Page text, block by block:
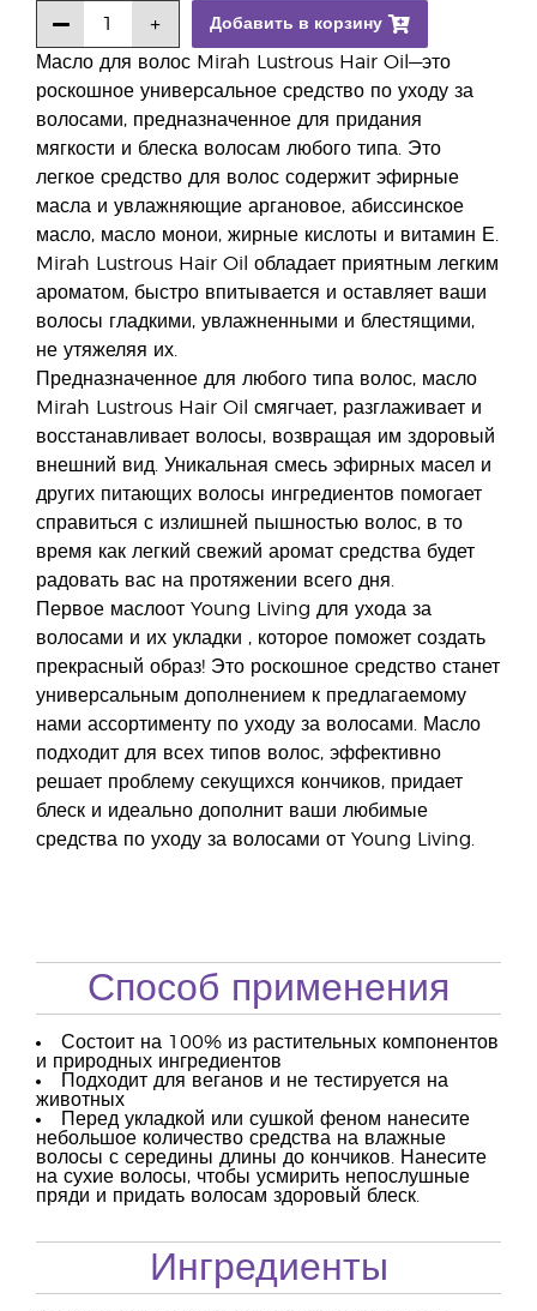
Масло для волос Mirah Lustrous Hair Oil—это
роскошное универсальное средство по уходу за
волосами, предназначенное для придания
мягкости и блеска волосам любого типа. Это
легкое средство для волос содержит эфирные
масла и увлажняющие аргановое, абиссинское
масло, масло монои, жирные кислоты и витамин Е.
Mirah Lustrous Hair Oil обладает приятным легким
ароматом, быстро впитывается и оставляет ваши
волосы гладкими, увлажненными и блестящими,
не утяжеляя их.
Предназначенное для любого типа волос, масло
Mirah Lustrous Hair Oil смягчает, разглаживает и
восстанавливает волосы, возвращая им здоровый
внешний вид. Уникальная смесь эфирных масел и
других питающих волосы ингредиентов помогает
справиться с излишней пышностью волос, в то
время как легкий свежий аромат средства будет
радовать вас на протяжении всего дня.
Первое маслоот Young Living для ухода за
волосами и их укладки , которое поможет создать
прекрасный образ! Это роскошное средство станет
универсальным дополнением к предлагаемому
нами ассортименту по уходу за волосами. Масло
подходит для всех типов волос, эффективно
решает проблему секущихся кончиков, придает
блеск и идеально дополнит ваши любимые
средства по уходу за волосами от Young Living.
Добавить в корзину
Способ применения
Состоит на 100% из растительных компонентов
и природных ингредиентов
Подходит для веганов и не тестируется на
животных
Перед укладкой или сушкой феном нанесите
небольшое количество средства на влажные
волосы с середины длины до кончиков. Нанесите
на сухие волосы, чтобы усмирить непослушные
пряди и придать волосам здоровый блеск.
Ингредиенты